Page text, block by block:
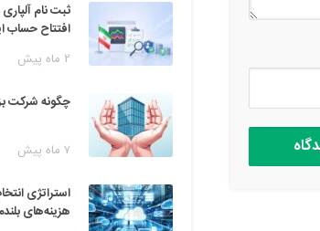
ثبت نام آلپاری
افتتاح حساب
۲ ماه پیش
چگونه شرکت
۷ ماه پیش
استراتژی
هزینه‌های